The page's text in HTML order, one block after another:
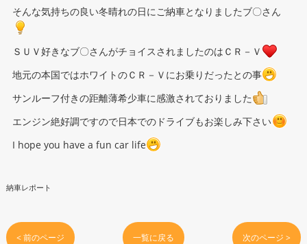
そんな気持ちの良い冬晴れの日にご納車となりましたブ〇さん
ＳＵＶ好きなブ〇さんがチョイスされましたのはＣＲ－Ｖ
地元の本国ではホワイトのＣＲ－Ｖにお乗りだったとの事
サンルーフ付きの距離薄希少車に感激されておりました
エンジン絶好調ですので日本でのドライブもお楽しみ下さい
I hope you have a fun car life
納車レポート
< 前のページ 一覧に戻る 次のページ >